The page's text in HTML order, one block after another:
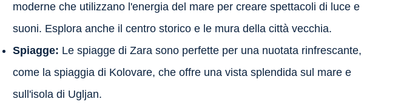
moderne che utilizzano l'energia del mare per creare spettacoli di luce e
suoni. Esplora anche il centro storico e le mura della città vecchia.
Spiagge: Le spiagge di Zara sono perfette per una nuotata rinfrescante,
come la spiaggia di Kolovare, che offre una vista splendida sul mare e
sull'isola di Ugljan.